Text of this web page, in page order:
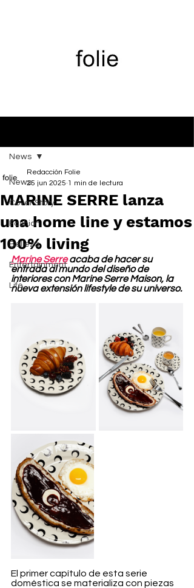
News
Cover Story
Fashion
Belleza
Entertainment
Life
News
MARINE SERRE lanza
una home line y estamos
100% living
Redacción Folie
25 jun 2025 1 min de lectura
Marine Serre acaba de hacer su
entrada al mundo del diseño de
interiores con Marine Serre Maison, la
nueva extensión lifestyle de su universo.
El primer capítulo de esta serie
doméstica se materializa con piezas